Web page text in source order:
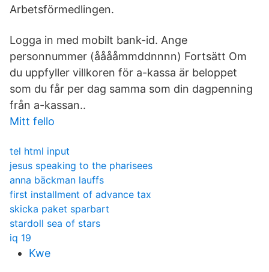
Arbetsförmedlingen.
Logga in med mobilt bank-id. Ange
personnummer (ååååmmddnnnn) Fortsätt Om
du uppfyller villkoren för a-kassa är beloppet
som du får per dag samma som din dagpenning
från a-kassan..
Mitt fello
tel html input
jesus speaking to the pharisees
anna bäckman lauffs
first installment of advance tax
skicka paket sparbart
stardoll sea of stars
iq 19
Kwe